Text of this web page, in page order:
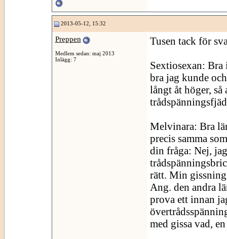
2013-05-12, 15:32
Preppen
Medlem sedan: maj 2013
Inlägg: 7
Tusen tack för
Sextiosexan: Bra
bra jag kunde
långt åt höger,
Melvinara: Bra
precis samma
din fråga: Nej,
rätt. Min gissning
Ang. den andra
prova ett innan
med gissa vad,